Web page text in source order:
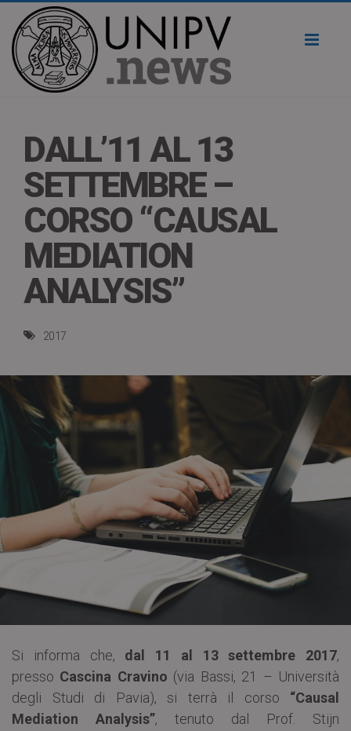
DALL’11 AL 13
SETTEMBRE –
CORSO “CAUSAL
MEDIATION
ANALYSIS”
2017
Si informa che, dal 11 al 13 settembre 2017,
presso Cascina Cravino (via Bassi, 21 – Università
degli Studi di Pavia), si terrà il corso “Causal
Mediation Analysis”, tenuto dal Prof. Stijn